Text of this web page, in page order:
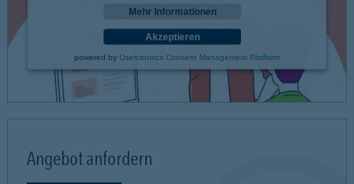
Mehr Informationen
Akzeptieren
powered by Usercentrics Consent Management Platform
Angebot anfordern